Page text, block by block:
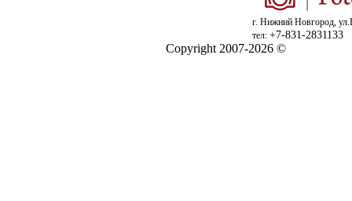
г. Нижний Новгород,
тел: +7-831-2831133
Copyright 2007-2026 ©